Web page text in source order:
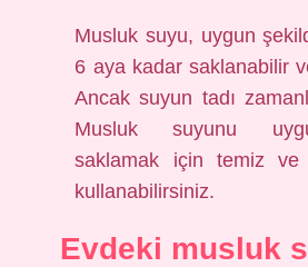
Musluk suyu, uygun
6 aya kadar saklanabilir
Ancak suyun tadı
Musluk suyunu
saklamak için temiz ve
kullanabilirsiniz.
Evdeki musluk